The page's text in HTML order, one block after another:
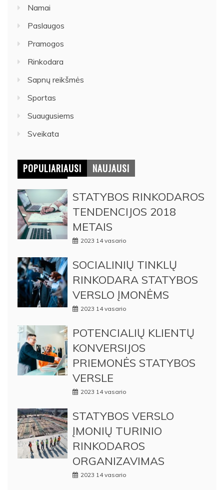
Namai
Paslaugos
Pramogos
Rinkodara
Sapnų reikšmės
Sportas
Suaugusiems
Sveikata
POPULIARIAUSI NAUJAUSI
STATYBOS RINKODAROS
TENDENCIJOS 2018
METAIS
2023 14 vasario
SOCIALINIŲ TINKLŲ
RINKODARA STATYBOS
VERSLO ĮMONĖMS
2023 14 vasario
POTENCIALIŲ KLIENTŲ
KONVERSIJOS
PRIEMONĖS STATYBOS
VERSLE
2023 14 vasario
STATYBOS VERSLO
ĮMONIŲ TURINIO
RINKODAROS
ORGANIZAVIMAS
2023 14 vasario